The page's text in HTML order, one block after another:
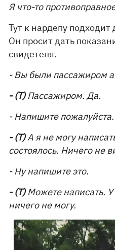
Я что-то
Тут к нардепу
Он просит дать
свидетеля.
- Вы были пассажиром
- (Т)Пассажиром. Да.
- Напишите пожалуйста.
- (Т)А я не могу
состоялось. Ничего не
- Ну напишите это.
- (Т)Можете написать.
ничего не могу.